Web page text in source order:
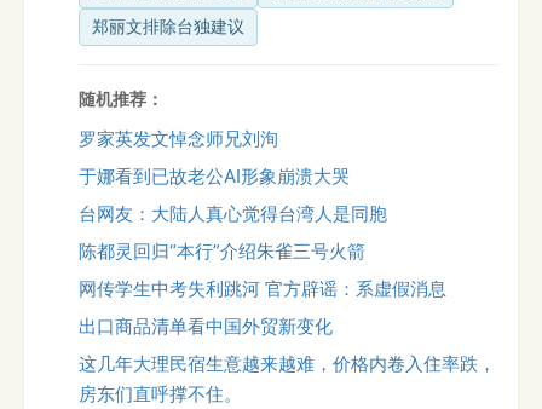
郑丽文排除台独建议
随机推荐：
罗家英发文悼念师兄刘洵
于娜看到已故老公AI形象崩溃大哭
台网友：大陆人真心觉得台湾人是同胞
陈都灵回归“本行”介绍朱雀三号火箭
网传学生中考失利跳河 官方辟谣：系虚假消息
出口商品清单看中国外贸新变化
这几年大理民宿生意越来越难，价格内卷入住率跌，
房东们直呼撑不住。